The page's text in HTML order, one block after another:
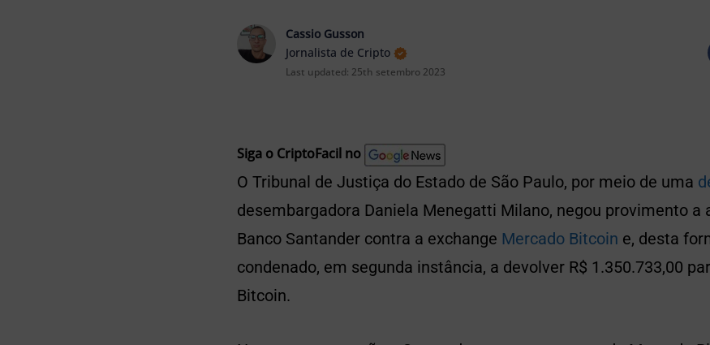
Cassio Gusson
Jornalista de Cripto
Last updated: 25th setembro 2023
Siga o CriptoFacil no
O Tribunal de Justiça do Estado de São Paulo, por meio de uma
desembargadora Daniela Menegatti Milano, negou provimento a
Banco Santander contra a exchange Mercado Bitcoin e, desta
condenado, em segunda instância, a devolver R$ 1.350.733,00
Bitcoin.